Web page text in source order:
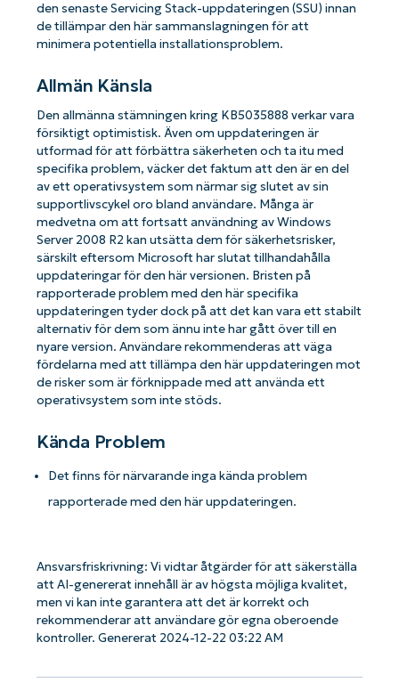
den senaste Servicing Stack-uppdateringen (SSU) innan
de tillämpar den här sammanslagningen för att
minimera potentiella installationsproblem.
Allmän Känsla
Den allmänna stämningen kring KB5035888 verkar vara
försiktigt optimistisk. Även om uppdateringen är
utformad för att förbättra säkerheten och ta itu med
specifika problem, väcker det faktum att den är en del
av ett operativsystem som närmar sig slutet av sin
supportlivscykel oro bland användare. Många är
medvetna om att fortsatt användning av Windows
Server 2008 R2 kan utsätta dem för säkerhetsrisker,
särskilt eftersom Microsoft har slutat tillhandahålla
uppdateringar för den här versionen. Bristen på
rapporterade problem med den här specifika
uppdateringen tyder dock på att det kan vara ett stabilt
alternativ för dem som ännu inte har gått över till en
nyare version. Användare rekommenderas att väga
fördelarna med att tillämpa den här uppdateringen mot
de risker som är förknippade med att använda ett
operativsystem som inte stöds.
Kända Problem
Det finns för närvarande inga kända problem
rapporterade med den här uppdateringen.
Ansvarsfriskrivning: Vi vidtar åtgärder för att säkerställa
att AI-genererat innehåll är av högsta möjliga kvalitet,
men vi kan inte garantera att det är korrekt och
rekommenderar att användare gör egna oberoende
kontroller. Genererat 2024-12-22 03:22 AM